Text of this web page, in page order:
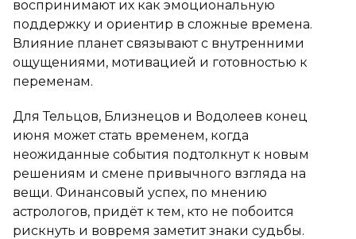
воспринимают их как эмоциональную
поддержку и ориентир в сложные времена.
Влияние планет связывают с внутренними
ощущениями, мотивацией и готовностью к
переменам.
Для Тельцов, Близнецов и Водолеев конец
июня может стать временем, когда
неожиданные события подтолкнут к новым
решениям и смене привычного взгляда на
вещи. Финансовый успех, по мнению
астрологов, придёт к тем, кто не побоится
рискнуть и вовремя заметит знаки судьбы.